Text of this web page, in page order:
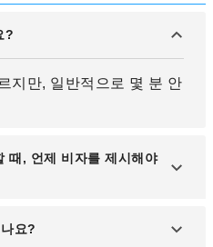
?
지만, 일반적으로 몇 분 안
때, 언제 비자를 제시해야
과정에서 직원이 쉽게 확
요?